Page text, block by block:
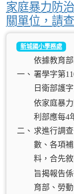
家庭暴力防
關單位，請
新城國小學務處
一、
依據教育
署學字第
日衛部護
二、
依家庭暴
利部應每4
求進行調
數、各項
料，合先敘
旨揭報告
育部、勞